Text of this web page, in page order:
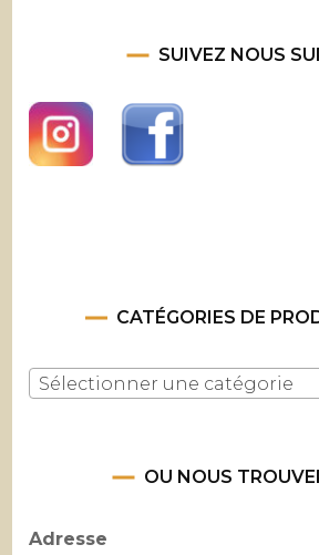
SUIVEZ NOUS
CATÉGORIES DE
Sélectionner une catégorie
OU NOUS
Adresse